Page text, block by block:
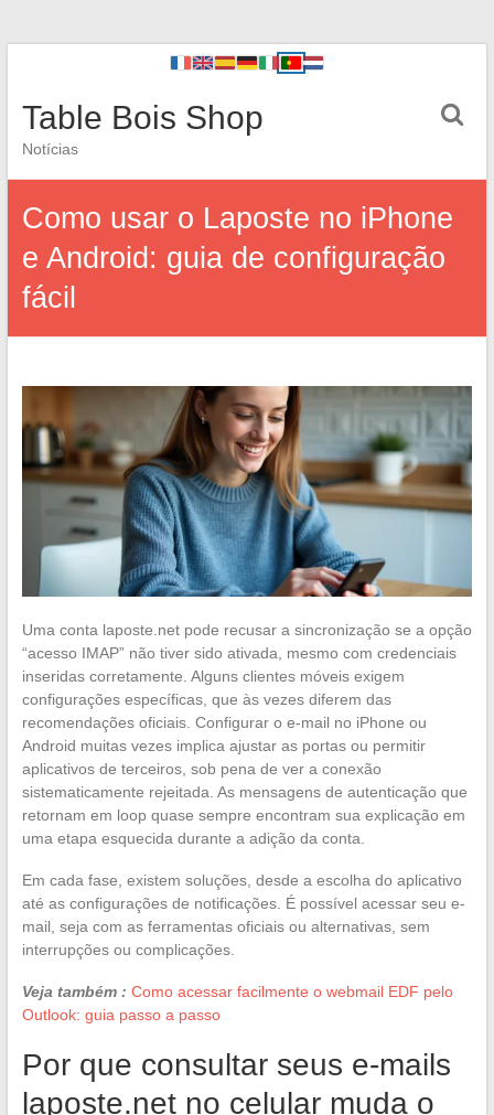
Table Bois Shop
Notícias
Como usar o Laposte no iPhone
e Android: guia de configuração
fácil
Uma conta laposte.net pode recusar a sincronização se a opção
“acesso IMAP” não tiver sido ativada, mesmo com credenciais
inseridas corretamente. Alguns clientes móveis exigem
configurações específicas, que às vezes diferem das
recomendações oficiais. Configurar o e-mail no iPhone ou
Android muitas vezes implica ajustar as portas ou permitir
aplicativos de terceiros, sob pena de ver a conexão
sistematicamente rejeitada. As mensagens de autenticação que
retornam em loop quase sempre encontram sua explicação em
uma etapa esquecida durante a adição da conta.
Em cada fase, existem soluções, desde a escolha do aplicativo
até as configurações de notificações. É possível acessar seu e-
mail, seja com as ferramentas oficiais ou alternativas, sem
interrupções ou complicações.
Veja também : Como acessar facilmente o webmail EDF pelo
Outlook: guia passo a passo
Por que consultar seus e-mails
laposte.net no celular muda o